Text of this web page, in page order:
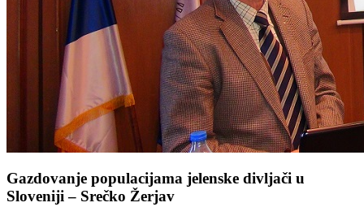
Gazdovanje populacijama jelenske divljači u
Sloveniji – Srečko Žerjav